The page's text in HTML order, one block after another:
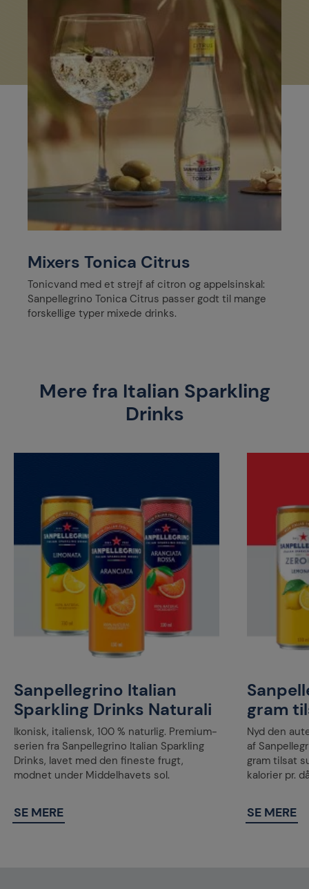
Mixers Tonica Citrus
Tonicvand med et strejf af citron og appelsinskal:
Sanpellegrino Tonica Citrus passer godt til mange
forskellige typer mixede drinks.
Mere fra Italian Sparkling
Drinks
Sanpellegrino Italian
Sparkling Drinks Naturali
Ikonisk, italiensk, 100 % naturlig. Premium-
serien fra Sanpellegrino Italian Sparkling
Drinks, lavet med den fineste frugt,
modnet under Middelhavets sol.
SE MERE
gram
Nyd den
af
gram tilsat
kalorier pr.
SE MERE